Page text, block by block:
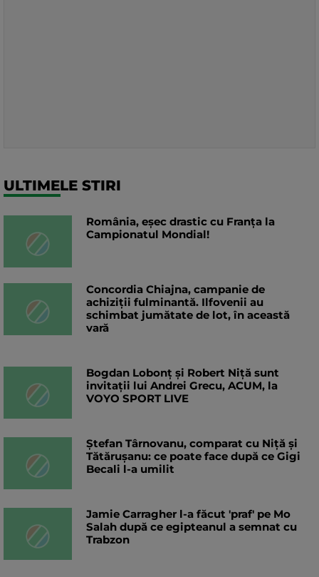
ULTIMELE STIRI
România, eșec drastic cu Franța la
Campionatul Mondial!
Concordia Chiajna, campanie de
achiziții fulminantă. Ilfovenii au
schimbat jumătate de lot, în această
vară
Bogdan Lobonț și Robert Niță sunt
invitații lui Andrei Grecu, ACUM, la
VOYO SPORT LIVE
Ștefan Târnovanu, comparat cu Niță și
Tătărușanu: ce poate face după ce Gigi
Becali l-a umilit
Jamie Carragher l-a făcut 'praf' pe Mo
Salah după ce egipteanul a semnat cu
Trabzon